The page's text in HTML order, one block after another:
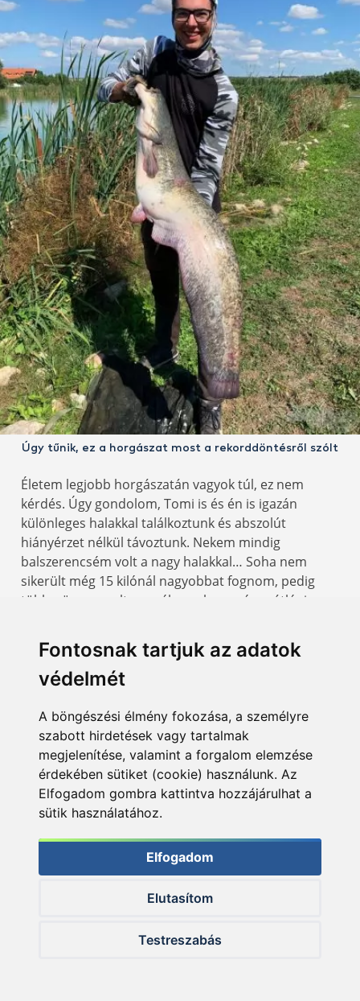
Fontosnak tartjuk az adatok
védelmét
A böngészési élmény fokozása, a személyre
szabott hirdetések vagy tartalmak
megjelenítése, valamint a forgalom elemzése
érdekében sütiket (cookie) használunk. Az
Elfogadom gombra kattintva hozzájárulhat a
sütik használatához.
Elfogadom
Elutasítom
Testreszabás
Úgy tűnik, ez a horgászat most a rekorddöntésről szólt
Életem legjobb horgászatán vagyok túl, ez nem
kérdés. Úgy gondolom, Tomi is és én is igazán
különleges halakkal találkoztunk és abszolút
hiányérzet nélkül távoztunk. Nekem mindig
balszerencsém volt a nagy halakkal… Soha nem
sikerült még 15 kilónál nagyobbat fognom, pedig
többször megvolt az esélyem, hogy végre átlépjem
kárpótolt az eddigi balszerencsémért – lám, nekem
is lehet szerencsém, végre mellém állt a sors!
Remélem, tetszett ez a beszámoló. Tudom, hogy itt
előtérben, ez a peca nem is arról szólt. Sokkal inkább
a különleges élményekért jöttünk, amelyeket meg is
szereztünk, és remélem, a fenti sorokkal sikerült
ezeket átadnom Neked, így olvasás közben kicsit Te
is részese lettél.
Fényképek: Bank Bálint, Putz Tamás
KAPCSOLÓDÓ TERMÉKEK